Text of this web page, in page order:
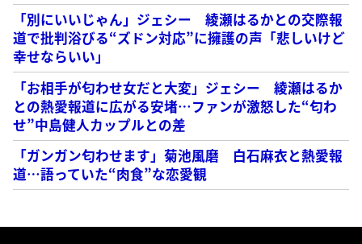
「別にいいじゃん」ジェシー 綾瀬はるかとの交際報
道で批判浴びる“ズドン対応”に擁護の声「悲しいけど
幸せならいい」
「お相手が匂わせ女だと大変」ジェシー 綾瀬はるか
との熱愛報道に広がる安堵…ファンが激怒した“匂わ
せ”中島健人カップルとの差
「ガンガン匂わせます」菊池風磨 白石麻衣と熱愛報
道…語っていた“肉食”な恋愛観